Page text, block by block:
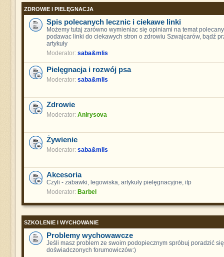
ZDROWIE I PIELĘGNACJA
Spis polecanych lecznic i ciekawe linki
Możemy tutaj zarówno wymieniac się opiniami na temat
podawac linki do ciekawych stron o zdrowiu Szwajcarów, bądź
artykuły
Moderator: saba&mlis
Pielęgnacja i rozwój psa
Moderator: saba&mlis
Zdrowie
Moderator: Anirysova
Żywienie
Moderator: saba&mlis
Akcesoria
Czyli - zabawki, legowiska, artykuły pielęgnacyjne, itp
Moderator: Barbel
SZKOLENIE I WYCHOWANIE
Problemy wychowawcze
Jeśli masz problem ze swoim podopiecznym spróbuj poradzić
doświadczonych forumowiczów:)